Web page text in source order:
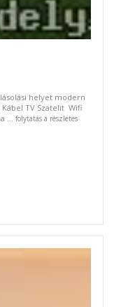
helyet modern
TV Szatelit Wifi
... folytatás a részletes